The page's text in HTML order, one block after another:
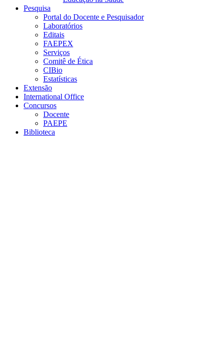
Pesquisa
Portal do Docente e Pesquisador
Laboratórios
Editais
FAEPEX
Serviços
Comitê de Ética
CIBio
Estatísticas
Extensão
International Office
Concursos
Docente
PAEPE
Biblioteca